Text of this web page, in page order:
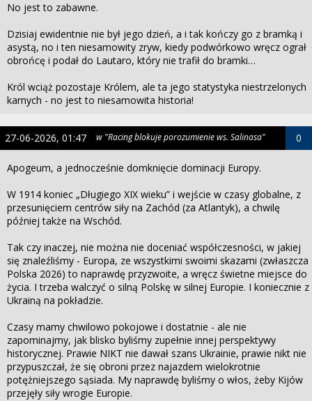
No jest to zabawne.
Dzisiaj ewidentnie nie był jego dzień, a i tak kończy go z bramką i
asystą, no i ten niesamowity zryw, kiedy podwórkowo wręcz ograł
obrońcę i podał do Lautaro, który nie trafił do bramki…
Król wciąż pozostaje Królem, ale ta jego statystyka niestrzelonych
karnych - no jest to niesamowita historia!
Apogeum, a jednocześnie domknięcie dominacji Europy.
W 1914 koniec „Długiego XIX wieku” i wejście w czasy globalne, z
przesunięciem centrów siły na Zachód (za Atlantyk), a chwilę
później także na Wschód.
Tak czy inaczej, nie można nie doceniać współczesności, w jakiej
się znaleźliśmy - Europa, ze wszystkimi swoimi skazami (zwłaszcza
Polska 2026) to naprawdę przyzwoite, a wręcz świetne miejsce do
życia. I trzeba walczyć o silną Polskę w silnej Europie. I koniecznie z
Ukrainą na pokładzie.
Czasy mamy chwilowo pokojowe i dostatnie - ale nie
zapominajmy, jak blisko byliśmy zupełnie innej perspektywy
historycznej. Prawie NIKT nie dawał szans Ukrainie, prawie nikt nie
przypuszczał, że się obroni przez najazdem wielokrotnie
potężniejszego sąsiada. My naprawdę byliśmy o włos, żeby Kijów
przejęły siły wrogie Europie.
27-06-2026, 01:47 w "Racing blokuje porozumienie ws. Salinasa" 0